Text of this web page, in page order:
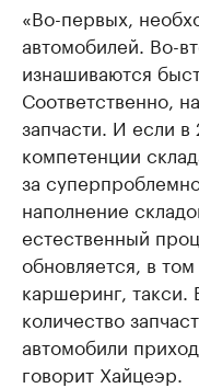
«Во-первых,
автомобилей. Во-
изнашиваются
Соответственно,
запчасти. И если
компетенции
за
наполнение
естественный
обновляется, в
каршеринг, такси.
количество
автомобили
говорит Хайцеэр.